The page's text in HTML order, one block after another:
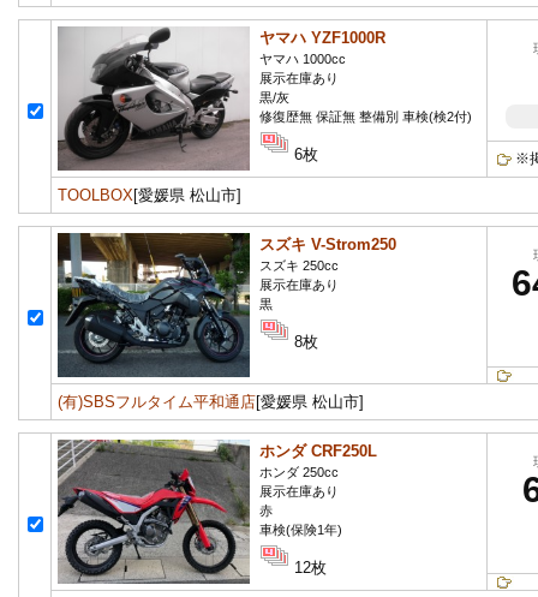
ヤマハ YZF1000R
ヤマハ 1000cc
展示在庫あり
黒/灰
修復歴無 保証無 整備別 車検(検2付)
6枚 ※
TOOLBOX[愛媛県 松山市]
スズキ V-Strom250
スズキ 250cc
展示在庫あり
黒
8枚
(有)SBSフルタイム平和通店[愛媛県 松山市]
ホンダ CRF250L
ホンダ 250cc
展示在庫あり
赤
車検(保険1年)
12枚